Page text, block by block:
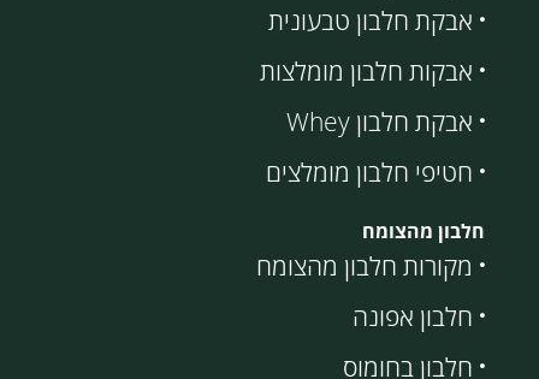
אבקת חלבון טבעונית
אבקות חלבון מומלצות
אבקת חלבון Whey
חטיפי חלבון מומלצים
חלבון מהצומח
מקורות חלבון מהצומח
חלבון אפונה
חלבון בחומוס